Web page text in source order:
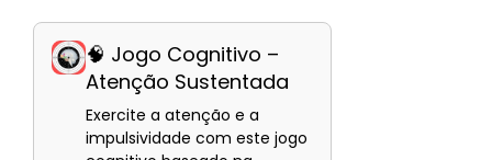
🧠 Jogo Cognitivo –
Atenção Sustentada
Exercite a atenção e a
impulsividade com este jogo